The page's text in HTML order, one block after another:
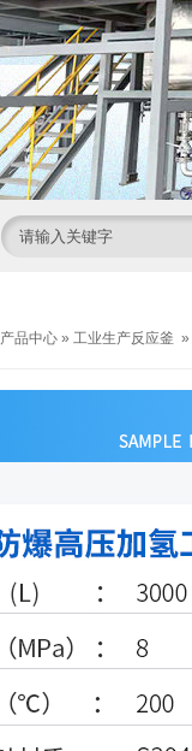
产品中心 » 工业生产反应釜 »